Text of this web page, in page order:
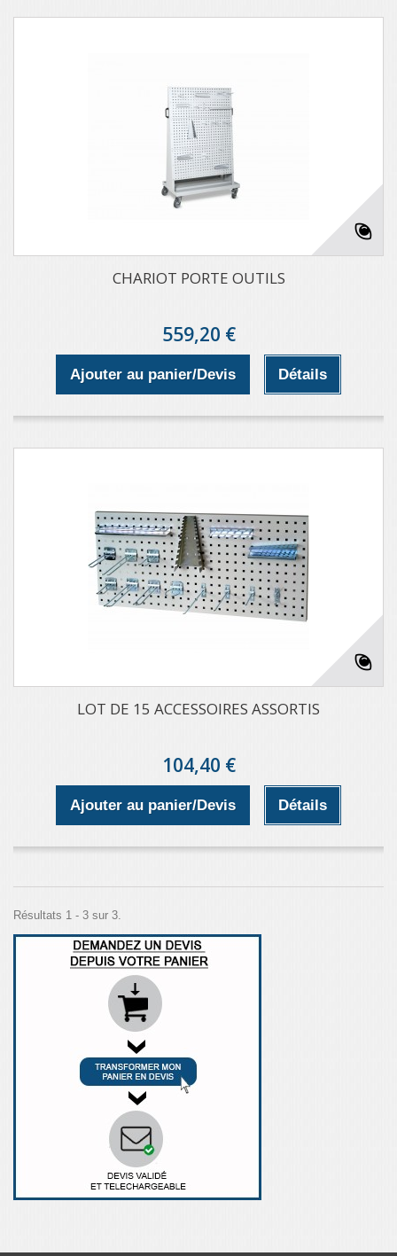
CHARIOT PORTE OUTILS
559,20 €
Ajouter au panier/Devis Détails
LOT DE 15 ACCESSOIRES ASSORTIS
104,40 €
Ajouter au panier/Devis Détails
Résultats 1 - 3 sur 3.